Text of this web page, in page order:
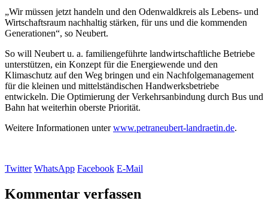
„Wir müssen jetzt handeln und den Odenwaldkreis als Lebens- und
Wirtschaftsraum nachhaltig stärken, für uns und die kommenden
Generationen“, so Neubert.
So will Neubert u. a. familiengeführte landwirtschaftliche Betriebe
unterstützen, ein Konzept für die Energiewende und den
Klimaschutz auf den Weg bringen und ein Nachfolgemanagement
für die kleinen und mittelständischen Handwerksbetriebe
entwickeln. Die Optimierung der Verkehrsanbindung durch Bus und
Bahn hat weiterhin oberste Priorität.
Weitere Informationen unterwww.petraneubert-landraetin.de.
Twitter WhatsApp Facebook E-Mail
Kommentar verfassen